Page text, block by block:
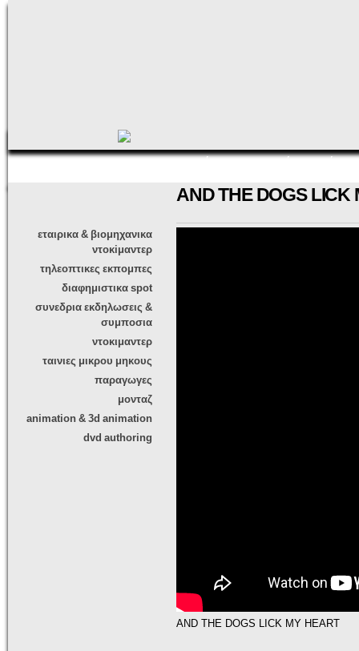
εταιρικα & βιομηχανικα
ντοκiμαντερ
τηλεοπτικες εκπομπες
διαφημιστικα spot
συνεδρια εκδηλωσεις &
συμποσια
ντοκιμαντερ
ταινιες μικρου μηκους
παραγωγες
μονταζ
animation & 3d animation
dvd authoring
AND THE DOGS LICK
AND THE DOGS LICK MY HEART